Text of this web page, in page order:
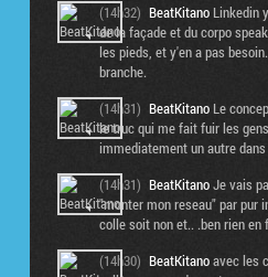
(14h32) BeatKitano Linkedin
de la façade et du corpo
les pieds, et y'en a pas
branche.
(14h31) BeatKitano Le
le truc qui me fait fuir les
immediatement un autre
(14h31) BeatKitanoJe vais
"monter mon reseau" par pur
colle soit non et.. .ben rien en
(14h30) BeatKitanoavec les